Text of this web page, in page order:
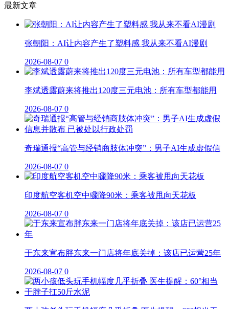
最新文章
张朝阳：AI让内容产生了塑料感 我从来不看AI漫剧
2026-08-07 0
李斌透露蔚来将推出120度三元电池：所有车型都能用
2026-08-07 0
奇瑞通报“高管与经销商肢体冲突”：男子AI生成虚假信
2026-08-07 0
印度航空客机空中骤降90米：乘客被甩向天花板
2026-08-07 0
于东来宣布胖东来一门店将年底关掉：该店已运营25年
2026-08-07 0